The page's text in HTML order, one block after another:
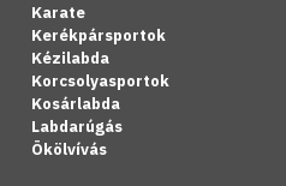
Karate
Kerékpársportok
Kézilabda
Korcsolyasportok
Kosárlabda
Labdarúgás
Ökölvívás